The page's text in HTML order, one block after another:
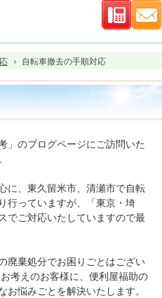
」のブログページにご訪問いた
に、東久留米市、清瀬市で自転
行っていますが、「東京・埼
でご対応いたしていますので最
廃棄処分でお困りごとはござい
考えのお客様に、便利屋福助の
お悩みごとを解決いたします。
連絡先
自転車撤去の手順対応